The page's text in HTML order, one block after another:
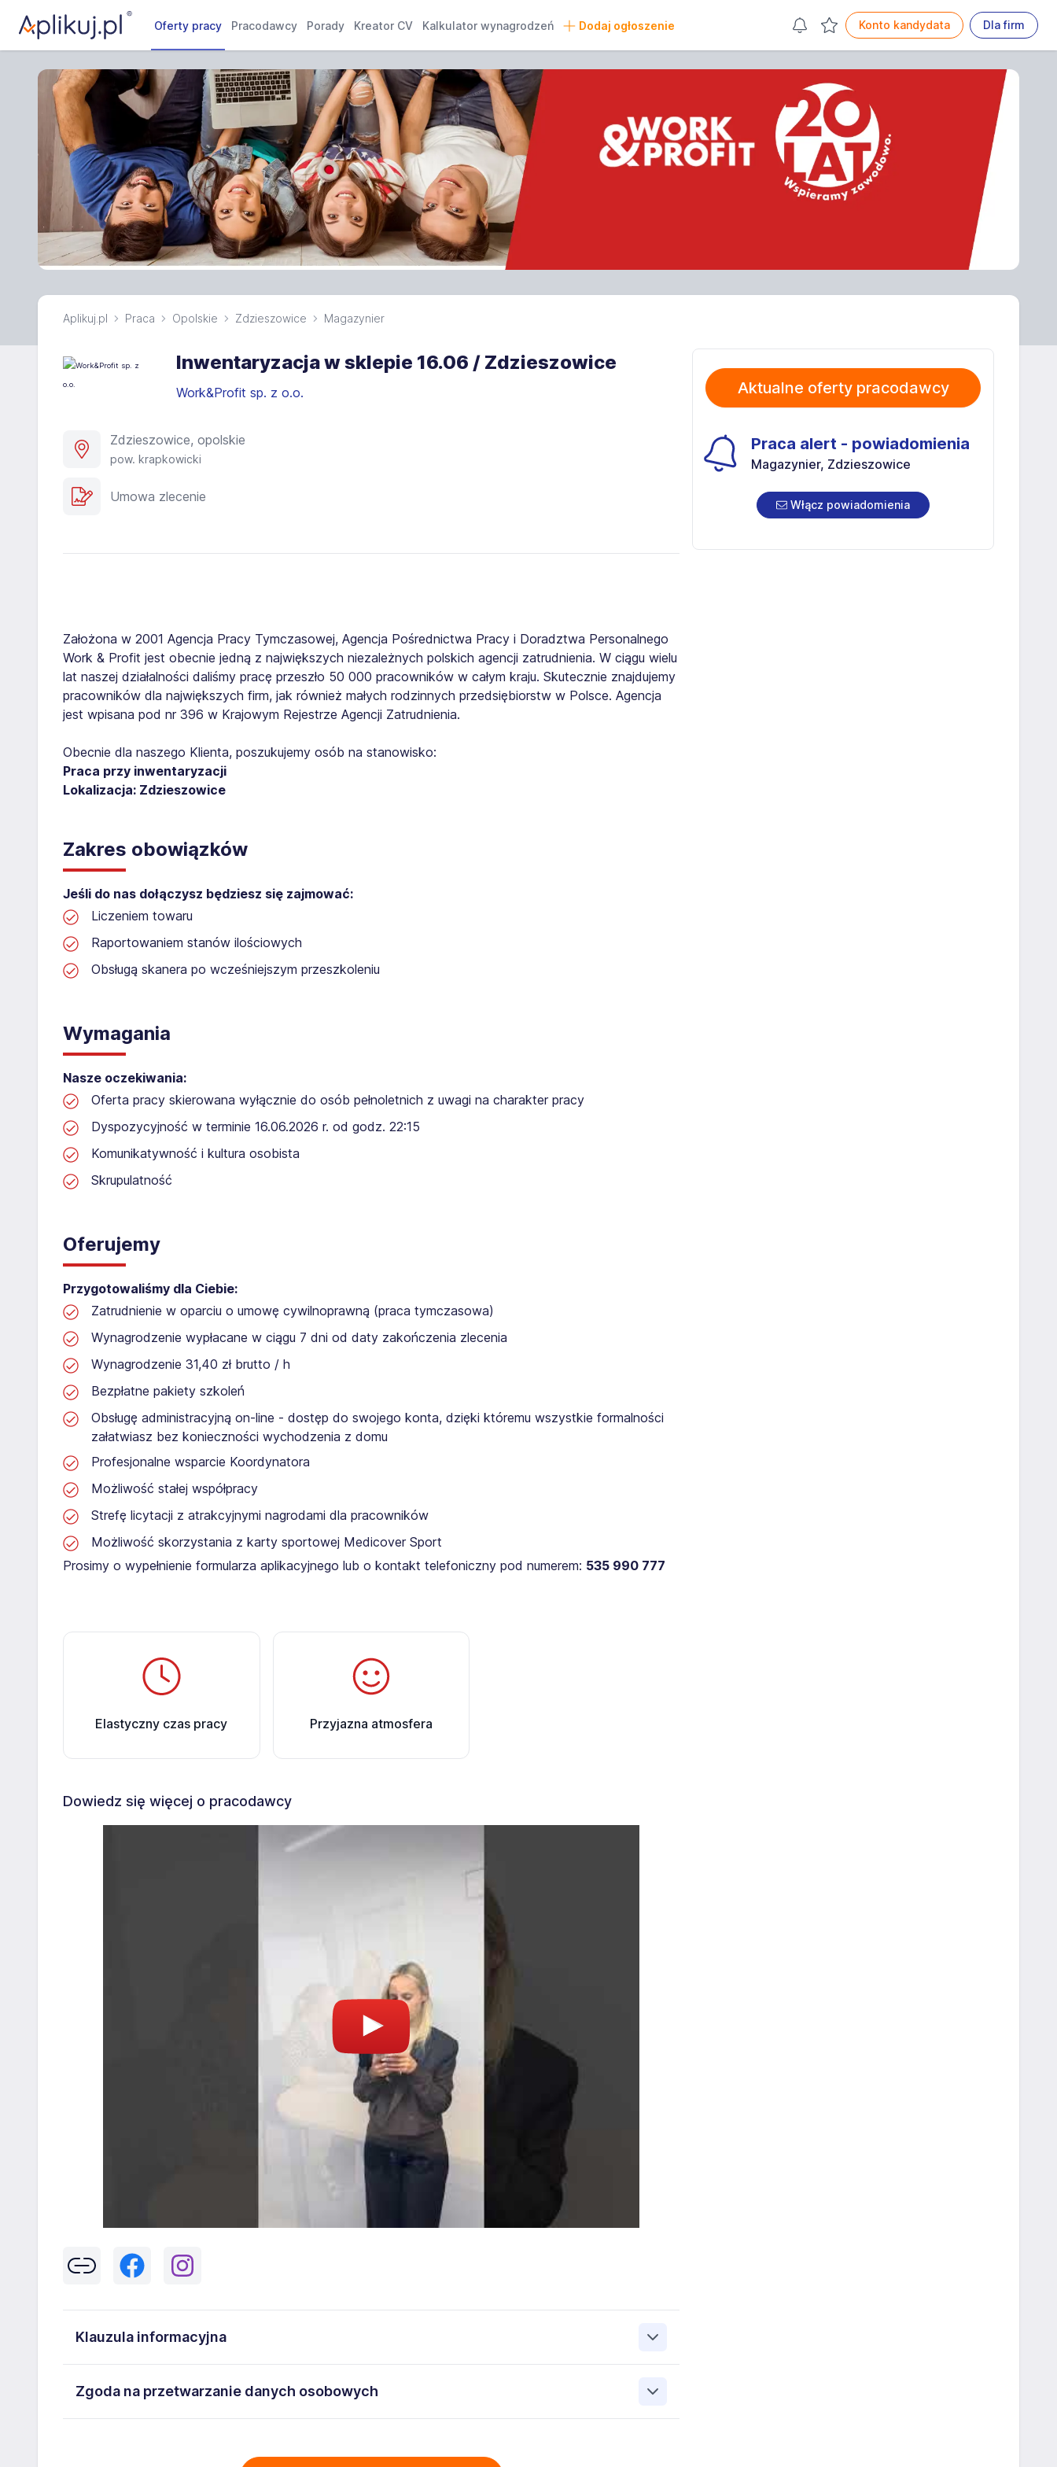
Oferty pracy Pracodawcy Porady Kreator CV Kalkulator wynagrodzeń Dodaj ogłoszenie Konto kandydata Dla firm
Aplikuj.pl Praca Opolskie Zdzieszowice Magazynier
Inwentaryzacja w sklepie 16.06 / Zdzieszowice
Work&Profit sp. z o.o.
Zdzieszowice, opolskie
pow. krapkowicki
Umowa zlecenie
Założona w 2001 Agencja Pracy Tymczasowej, Agencja Pośrednictwa Pracy i Doradztwa Personalnego
Work & Profit jest obecnie jedną z największych niezależnych polskich agencji zatrudnienia. W ciągu wielu
lat naszej działalności daliśmy pracę przeszło 50 000 pracowników w całym kraju. Skutecznie znajdujemy
pracowników dla największych firm, jak również małych rodzinnych przedsiębiorstw w Polsce. Agencja
jest wpisana pod nr 396 w Krajowym Rejestrze Agencji Zatrudnienia.
Obecnie dla naszego Klienta, poszukujemy osób na stanowisko:
Praca przy inwentaryzacji
Lokalizacja: Zdzieszowice
Zakres obowiązków
Jeśli do nas dołączysz będziesz się zajmować:
Liczeniem towaru
Raportowaniem stanów ilościowych
Obsługą skanera po wcześniejszym przeszkoleniu
Wymagania
Nasze oczekiwania:
Oferta pracy skierowana wyłącznie do osób pełnoletnich z uwagi na charakter pracy
Dyspozycyjność w terminie 16.06.2026 r. od godz. 22:15​
Komunikatywność i kultura osobista
Skrupulatność
Oferujemy
Przygotowaliśmy dla Ciebie:
Zatrudnienie w oparciu o umowę cywilnoprawną (praca tymczasowa)
Wynagrodzenie wypłacane w ciągu 7 dni od daty zakończenia zlecenia
Wynagrodzenie 31,40 zł brutto / h
Bezpłatne pakiety szkoleń
Obsługę administracyjną on-line - dostęp do swojego konta, dzięki któremu wszystkie formalności
załatwiasz bez konieczności wychodzenia z domu
Profesjonalne wsparcie Koordynatora
Możliwość stałej współpracy
Strefę licytacji z atrakcyjnymi nagrodami dla pracowników
Możliwość skorzystania z karty sportowej Medicover Sport
Prosimy o wypełnienie formularza aplikacyjnego lub o kontakt telefoniczny pod numerem: 535 990 777
Elastyczny czas pracy Przyjazna atmosfera
Dowiedz się więcej o pracodawcy
Klauzula informacyjna
43-300 Bielsko-Biała danych osobowych zawartych w zgłoszeniu rekrutacyjnym w celu prowadzenia rekrutacji
Zgoda na przetwarzanie danych osobowych
43-300 Bielsko-Biała ul. 11 Listopada 60-62 , NIP: 5471988634 zawartych w załączonych dokumentach
Aktualne oferty pracodawcy
Praca alert - powiadomienia
Magazynier, Zdzieszowice
Włącz powiadomienia